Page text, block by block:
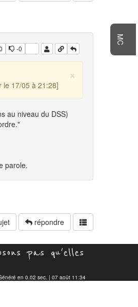
-0
×
le 17/05 à 21:28]
au niveau du DSS)
parole.
répondre
MC
pas qu'elles
en 0.02 sec. | 07 août 11:34